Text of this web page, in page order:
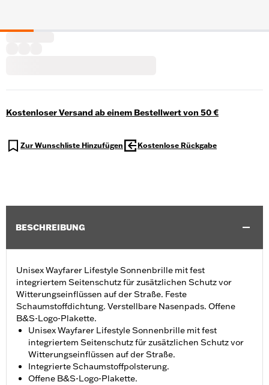
Kostenloser Versand ab einem Bestellwert von 50 €
Zur Wunschliste Hinzufügen Kostenlose Rückgabe
BESCHREIBUNG
Unisex Wayfarer Lifestyle Sonnenbrille mit fest
integriertem Seitenschutz für zusätzlichen Schutz vor
Witterungseinflüssen auf der Straße. Feste
Schaumstoffdichtung. Verstellbare Nasenpads. Offene
B&S-Logo-Plakette.
Unisex Wayfarer Lifestyle Sonnenbrille mit fest
integriertem Seitenschutz für zusätzlichen Schutz vor
Witterungseinflüssen auf der Straße.
Integrierte Schaumstoffpolsterung.
Offene B&S-Logo-Plakette.